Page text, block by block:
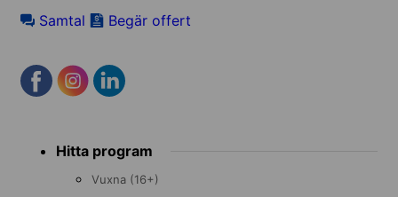
Samtal Begär offert
menu Hitta program
Vuxna (16+)